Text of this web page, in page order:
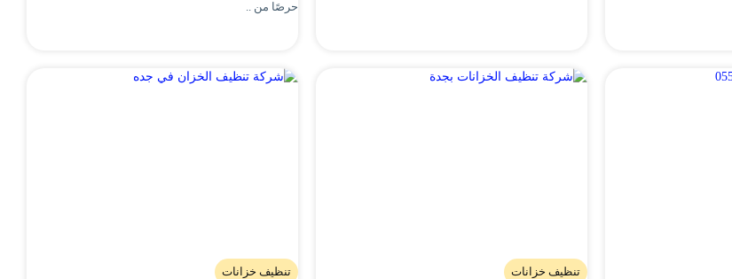
حرصًا من ..
تنظيف خزانات تنظيف خزانات